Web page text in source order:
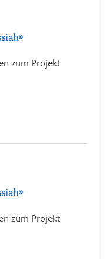
zum Projekt
zum Projekt